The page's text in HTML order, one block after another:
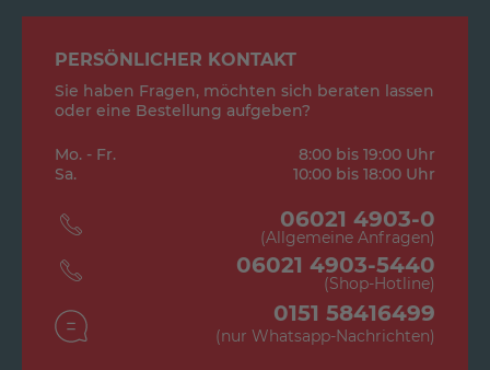
PERSÖNLICHER KONTAKT
Sie haben Fragen, möchten sich beraten lassen
oder eine Bestellung aufgeben?
Mo. - Fr.
8:00 bis 19:00 Uhr
Sa.
10:00 bis 18:00 Uhr
06021 4903-0
(Allgemeine Anfragen)
06021 4903-5440
(Shop-Hotline)
0151 58416499
(nur Whatsapp-Nachrichten)